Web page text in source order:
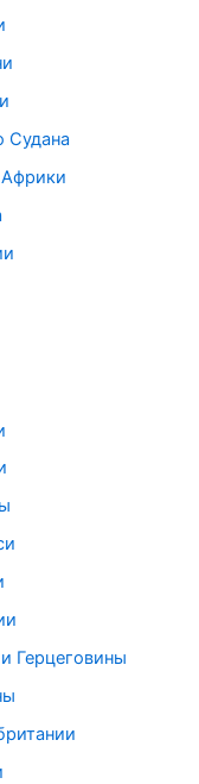
Судана
Герцеговины